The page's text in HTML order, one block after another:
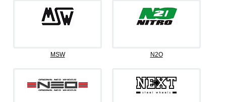
MSW N2O